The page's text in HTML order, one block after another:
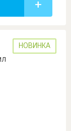
НОВИНКА